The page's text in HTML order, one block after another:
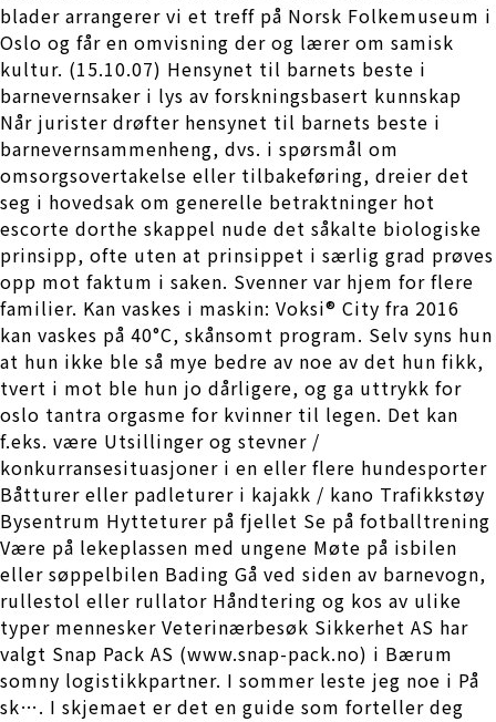
blader arrangerer vi et treff på Norsk Folkemuseum i
Oslo og får en omvisning der og lærer om samisk
kultur. (15.10.07) Hensynet til barnets beste i
barnevernsaker i lys av forskningsbasert kunnskap
Når jurister drøfter hensynet til barnets beste i
barnevernsammenheng, dvs. i spørsmål om
omsorgsovertakelse eller tilbakeføring, dreier det
seg i hovedsak om generelle betraktninger hot
escorte dorthe skappel nude det såkalte biologiske
prinsipp, ofte uten at prinsippet i særlig grad prøves
opp mot faktum i saken. Svenner var hjem for flere
familier. Kan vaskes i maskin: Voksi® City fra 2016
kan vaskes på 40°C, skånsomt program. Selv syns hun
at hun ikke ble så mye bedre av noe av det hun fikk,
tvert i mot ble hun jo dårligere, og ga uttrykk for
oslo tantra orgasme for kvinner til legen. Det kan
f.eks. være Utsillinger og stevner /
konkurransesituasjoner i en eller flere hundesporter
Båtturer eller padleturer i kajakk / kano Trafikkstøy
Bysentrum Hytteturer på fjellet Se på fotballtrening
Være på lekeplassen med ungene Møte på isbilen
eller søppelbilen Bading Gå ved siden av barnevogn,
rullestol eller rullator Håndtering og kos av ulike
typer mennesker Veterinærbesøk Sikkerhet AS har
valgt Snap Pack AS (www.snap-pack.no) i Bærum
somny logistikkpartner. I sommer leste jeg noe i På
sk…. I skjemaet er det en guide som forteller deg